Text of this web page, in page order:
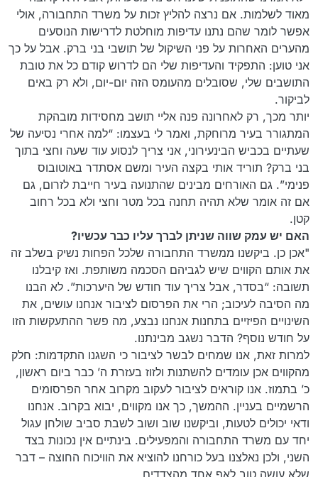
מאוד לשלמות. אם נרצה להליץ זכות על משרד התחבורה, אולי
אפשר לומר שהם נתנו עדיפות מוחלטת לדרישות הנוסעים
מהערים האחרות על פני השיקול של תושבי בני ברק. אבל על כך
אני טוען: התפקיד והעדיפות שלי הם לדרוש קודם כל את טובת
התושבים שלי, שסובלים מהעומס הזה יום-יום, ולא רק באים
לביקור.
יותר מכך, רק לאחרונה פנה אליי תושב מחסידות מובהקת
המתגורר בעיר מרוחקת, ואמר לי בעצמו: “למה אחרי נסיעה של
שעתיים בכביש הבינעירוני, אני צריך לנסוע עוד שעה וחצי בתוך
בני ברק? תוריד אותי בקצה העיר ומשם אסתדר באוטובוס
פנימי”. גם האורחים מבינים שהתנועה בעיר חייבת לזרום, גם
אם זה אומר שלא תהיה תחנה בכל מטר וחצי ולא בכל רחוב
קטן.
האם יש עמק שווה שניתן לברך עליו כבר עכשיו?
"אכן כן. ביקשנו ממשרד התחבורה שלכל הפחות נשיק בשלב זה
את אותם הקווים שיש לגביהם הסכמה משותפת. ואז קיבלנו
תשובה: “בסדר, אבל צריך עוד חודש של היערכות”. לא הבנו
מה הסיבה לעיכוב; הרי את הפרסום לציבור אנחנו עושים, את
השינויים הפיזיים בתחנות אנחנו נבצע, מה פשר ההתעקשות הזו
על חודש נוסף? הדבר נשגב מבינתנו.
למרות זאת, אנו שמחים לבשר לציבור כי השגנו התקדמות: חלק
מהקווים אכן עומדים להשתנות ולזוז בעזרת ה’ כבר ביום ראשון,
כ’ בתמוז. אנו קוראים לציבור לעקוב מקרוב אחר הפרסומים
הרשמיים בעניין. ההמשך, כך אנו מקווים, יבוא בקרוב. אנחנו
ודאי יכולים לטעות, וביקשנו שוב ושוב לשבת סביב שולחן עגול
יחד עם משרד התחבורה והמפעילים. בינתיים אין נכונות בצד
השני, ולכן נאלצנו בעל כורחנו להוציא את הוויכוח החוצה – דבר